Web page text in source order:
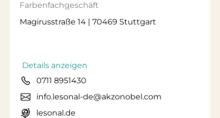
Farbenfachgeschäft
Magirusstraße 14 | 70469 Stuttgart
Details anzeigen
0711 8951430
info.lesonal-de@akzonobel.com
lesonal.de